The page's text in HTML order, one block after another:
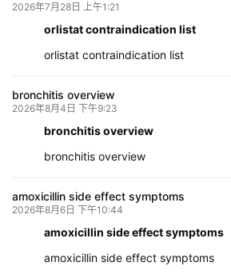
2026年7月28日 上午1:21
orlistat contraindication list
orlistat contraindication list
bronchitis overview
2026年8月4日 下午9:23
bronchitis overview
bronchitis overview
amoxicillin side effect symptoms
2026年8月6日 下午10:44
amoxicillin side effect symptoms
amoxicillin side effect symptoms